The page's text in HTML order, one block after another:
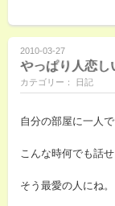
2010-03-27
やっぱり人恋し
カテゴリー： 日記
自分の部屋に一人
こんな時何でも話
そう最愛の人にね。